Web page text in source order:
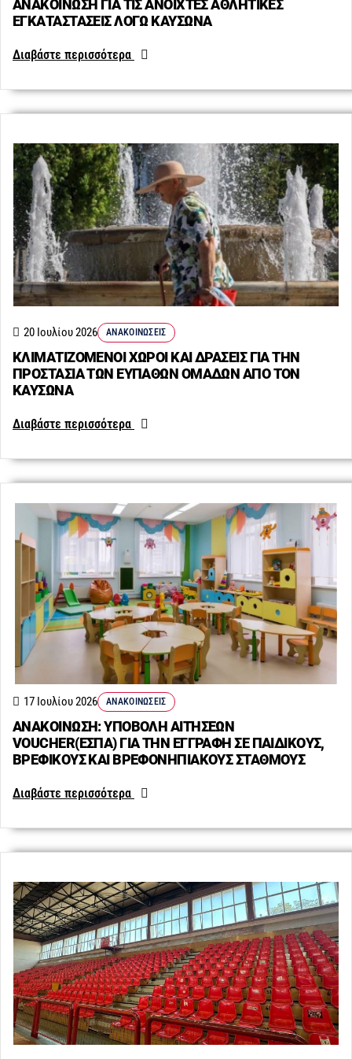
ΑΝΑΚΟΙΝΩΣΗ ΓΙΑ ΤΙΣ ΑΝΟΙΧΤΕΣ ΑΘΛΗΤΙΚΕΣ
ΕΓΚΑΤΑΣΤΑΣΕΙΣ ΛΟΓΩ ΚΑΥΣΩΝΑ
Διαβάστε περισσότερα
ΚΛΙΜΑΤΙΖΟΜΕΝΟΙ ΧΩΡΟΙ ΚΑΙ ΔΡΑΣΕΙΣ ΓΙΑ ΤΗΝ
ΠΡΟΣΤΑΣΙΑ ΤΩΝ ΕΥΠΑΘΩΝ ΟΜΑΔΩΝ ΑΠΟ ΤΟΝ
ΚΑΥΣΩΝΑ
20 Ιουλίου 2026 ΑΝΑΚΟΙΝΏΣΕΙΣ
Διαβάστε περισσότερα
ΑΝΑΚΟΙΝΩΣΗ: ΥΠΟΒΟΛΗ ΑΙΤΗΣΕΩΝ
VOUCHER(ΕΣΠΑ) ΓΙΑ ΤΗΝ ΕΓΓΡΑΦΗ ΣΕ ΠΑΙΔΙΚΟΥΣ,
ΒΡΕΦΙΚΟΥΣ ΚΑΙ ΒΡΕΦΟΝΗΠΙΑΚΟΥΣ ΣΤΑΘΜΟΥΣ
17 Ιουλίου 2026 ΑΝΑΚΟΙΝΏΣΕΙΣ
Διαβάστε περισσότερα